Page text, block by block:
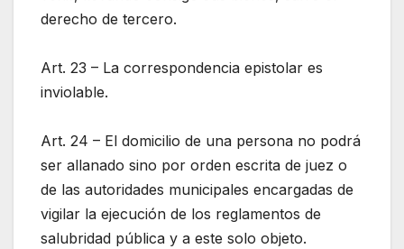
derecho de tercero.
Art. 23 – La correspondencia epistolar es
inviolable.
Art. 24 – El domicilio de una persona no podrá
ser allanado sino por orden escrita de juez o
de las autoridades municipales encargadas de
vigilar la ejecución de los reglamentos de
salubridad pública y a este solo objeto.